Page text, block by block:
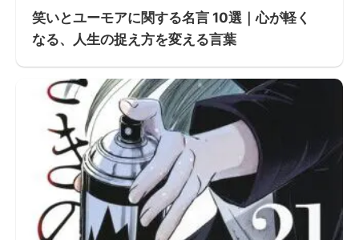
笑いとユーモアに関する名言 10選｜心が軽く
なる、人生の捉え方を変える言葉